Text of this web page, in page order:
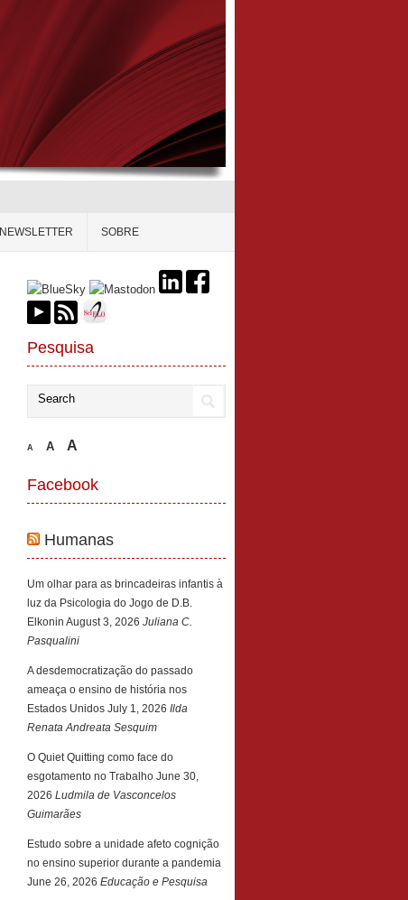
NEWSLETTER SOBRE
Pesquisa
A A A
Facebook
Humanas
Um olhar para as brincadeiras infantis à
luz da Psicologia do Jogo de D.B.
Elkonin August 3, 2026 Juliana C.
Pasqualini
A desdemocratização do passado
ameaça o ensino de história nos
Estados Unidos July 1, 2026 Ilda
Renata Andreata Sesquim
O Quiet Quitting como face do
esgotamento no Trabalho June 30,
2026 Ludmila de Vasconcelos
Guimarães
Estudo sobre a unidade afeto cognição
no ensino superior durante a pandemia
June 26, 2026 Educação e Pesquisa